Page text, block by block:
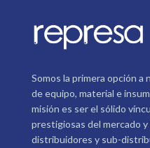
Somos la primera opción a
de equipo, material e
misión es ser el sólido
prestigiosas del mercado
distribuidores y sub-